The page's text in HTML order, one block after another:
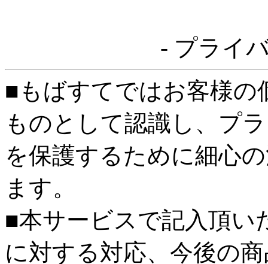
- プライ
■もばすてではお客様の
ものとして認識し、プ
を保護するために細心
ます。
■本サービスで記入頂い
に対する対応、今後の